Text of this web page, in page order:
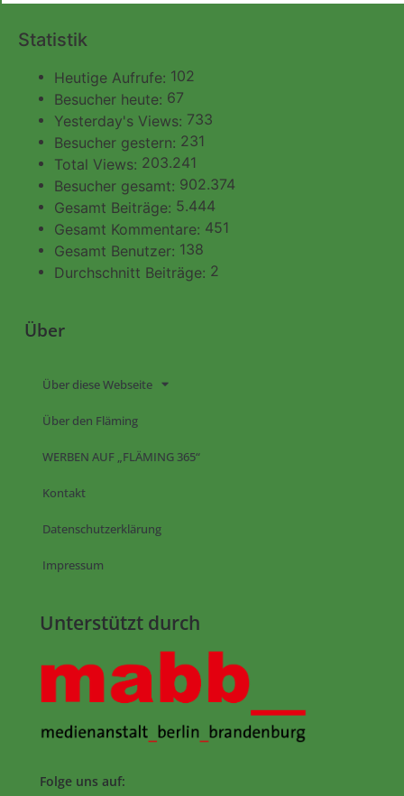
Statistik
Heutige Aufrufe: 102
Besucher heute: 67
Yesterday's Views: 733
Besucher gestern: 231
Total Views: 203.241
Besucher gesamt: 902.374
Gesamt Beiträge: 5.444
Gesamt Kommentare: 451
Gesamt Benutzer: 138
Durchschnitt Beiträge: 2
Über
Über diese Webseite
Über den Fläming
WERBEN AUF „FLÄMING 365“
Kontakt
Datenschutzerklärung
Impressum
Unterstützt durch
Folge uns auf: